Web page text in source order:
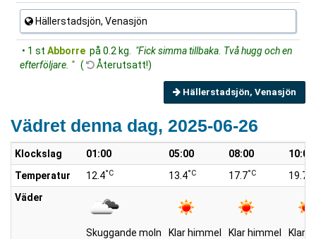
Hällerstadsjön, Venasjön
• 1 st Abborre på 0.2 kg.
"Fick simma tillbaka. Två hugg och en
efterföljare. " ( Återutsatt!)
Hällerstadsjön, Venasjön
Vädret denna dag, 2025-06-26
Klockslag 01:00 05:00 08:00
10:00
Temperatur
12.4°C 13.4°C 17.7°C 19.7
Väder
Skuggande moln Klar himmel Klar himmel
Klar